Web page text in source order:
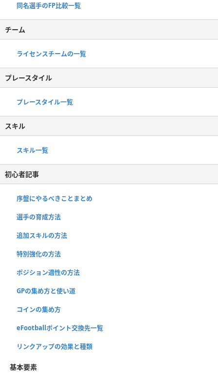
同名選手のFP比較一覧
チーム
ライセンスチームの一覧
プレースタイル
プレースタイル一覧
スキル
スキル一覧
初心者記事
序盤にやるべきことまとめ
選手の育成方法
追加スキルの方法
特別強化の方法
ポジション適性の方法
GPの集め方と使い道
コインの集め方
eFootballポイント交換先一覧
リンクアップの効果と種類
基本要素